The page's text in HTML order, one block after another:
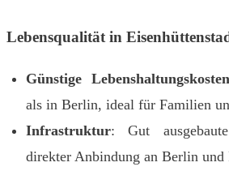
Lebensqualität in
Günstige Lebenshaltungskosten
als in Berlin, ideal für Familien
Infrastruktur: Gut
direkter Anbindung an Berlin